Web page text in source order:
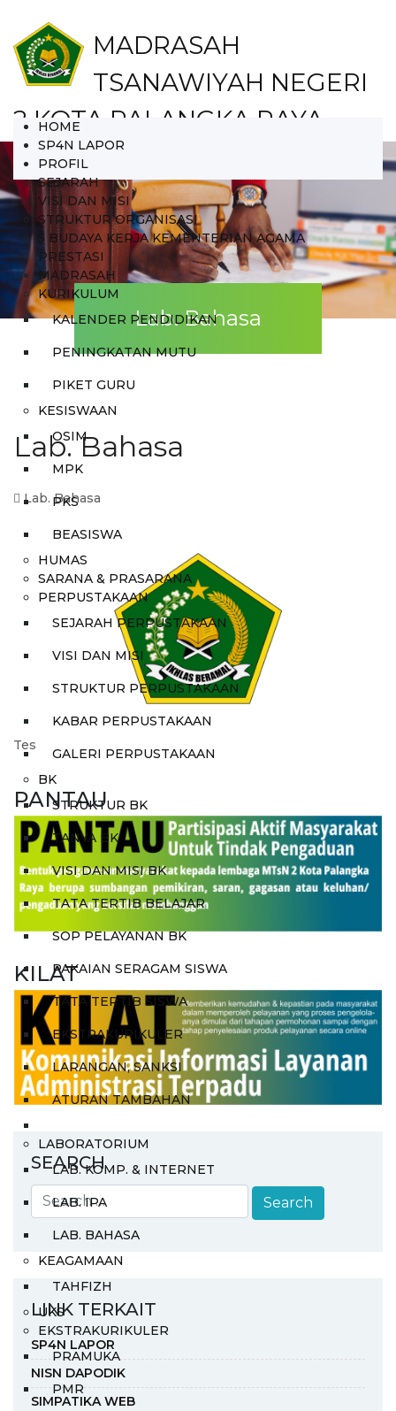
MADRASAH
TSANAWIYAH NEGERI
2 KOTA PALANGKA RAYA
Kelurahan Bukit Tunggal Kecamatan Jekan Raya
Kota Palangka Raya
HOME
SP4N LAPOR
PROFIL
SEJARAH
VISI DAN MISI
STRUKTUR ORGANISASI
5 BUDAYA KERJA KEMENTERIAN AGAMA
PRESTASI
MADRASAH
KURIKULUM
KALENDER PENDIDIKAN
PENINGKATAN MUTU
PIKET GURU
KESISWAAN
OSIM
MPK
PKS
BEASISWA
HUMAS
SARANA & PRASARANA
PERPUSTAKAAN
SEJARAH PERPUSTAKAAN
VISI DAN MISI
STRUKTUR PERPUSTAKAAN
KABAR PERPUSTAKAAN
GALERI PERPUSTAKAAN
BK
STRUKTUR BK
TANYA BK
VISI DAN MISI BK
TATA TERTIB BELAJAR
SOP PELAYANAN BK
PAKAIAN SERAGAM SISWA
TATA TERTIB SISWA
EKSTRAKURIKULER
LARANGAN, SANKSI
ATURAN TAMBAHAN
LABORATORIUM
LAB. KOMP. & INTERNET
LAB. IPA
LAB. BAHASA
KEAGAMAAN
TAHFIZH
UKS
EKSTRAKURIKULER
PRAMUKA
PMR
Lab. Bahasa
Lab. Bahasa
Lab. Bahasa
Tes
PANTAU
KILAT
SEARCH
LINK TERKAIT
SP4N LAPOR
NISN DAPODIK
SIMPATIKA WEB